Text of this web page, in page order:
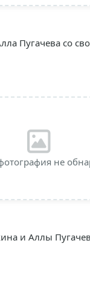
Пугачева со
не
и Аллы